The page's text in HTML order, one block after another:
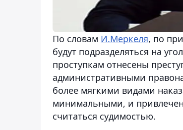
По словам И.Меркеля, по
будут подразделяться на
проступкам отнесены
административными
более мягкими видами
минимальными, и
считаться судимостью.